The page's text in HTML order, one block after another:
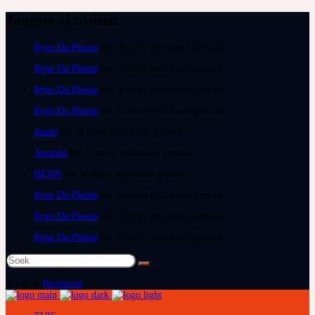
Ryno Du Plessis
Ryno Du Plessis
Ryno Du Plessis
Ryno Du Plessis
Juanri
Amanda
HENN
Ryno Du Plessis
Ryno Du Plessis
Ryno Du Plessis
Soek
na:
Registreer